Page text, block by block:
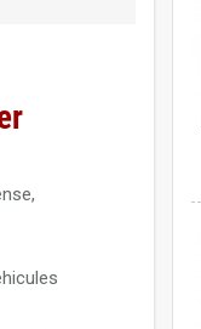
haute